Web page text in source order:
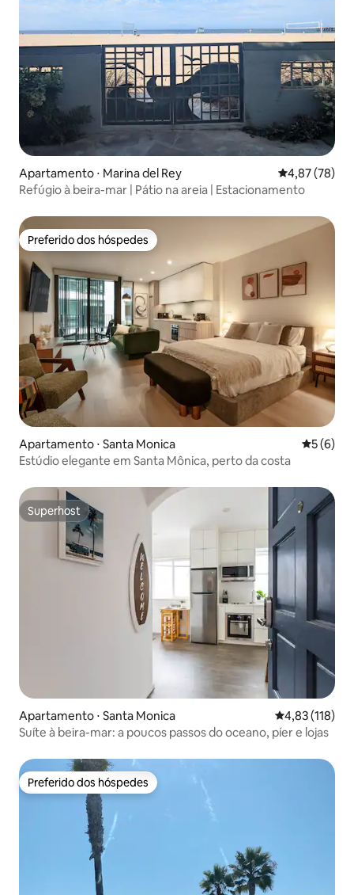
Apartamento ⋅ Marina del Rey 4,87 de uma
4,87 (78)
Refúgio à beira-mar | Pátio na areia | Estacionamento
Preferido dos hóspedes
Preferido dos hóspedes
Apartamento ⋅ Santa Monica 5 de
5 (6)
Estúdio elegante em Santa Mônica, perto da costa
Superhost
Superhost
Apartamento ⋅ Santa Monica 4,83 de uma
4,83 (118)
Suíte à beira-mar: a poucos passos do oceano, píer e lojas
Preferido dos hóspedes
Preferido dos hóspedes